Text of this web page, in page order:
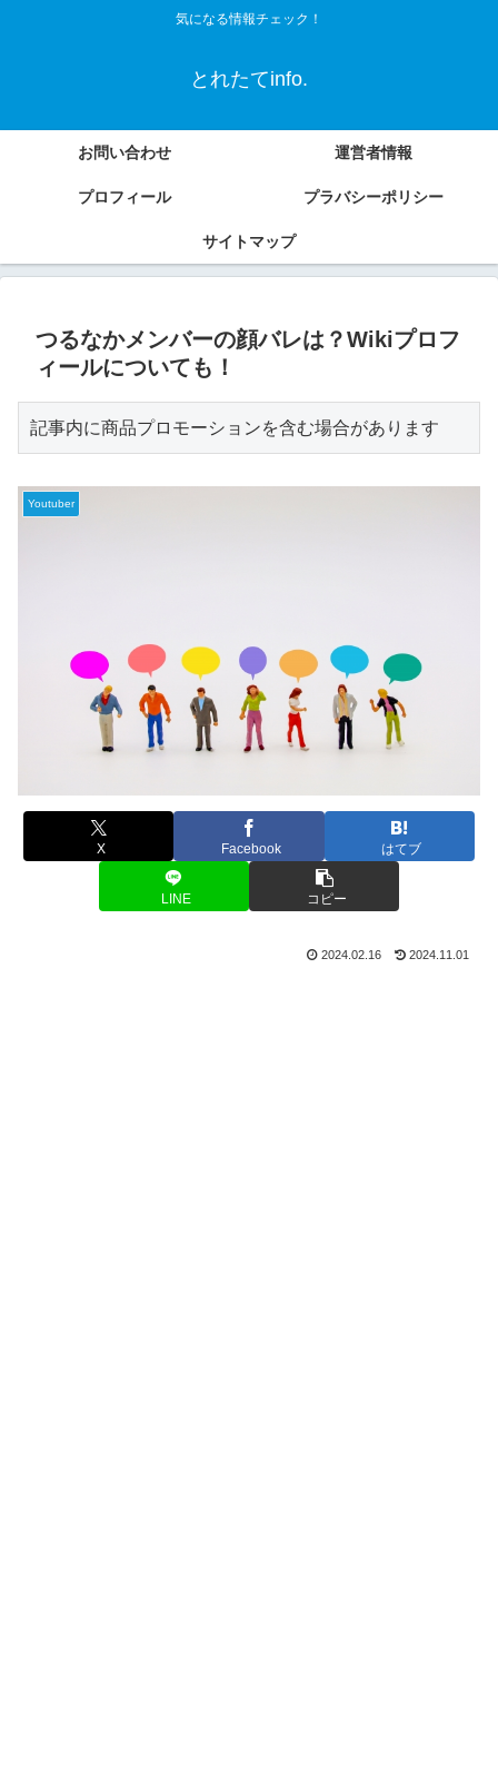
気になる情報チェック！
とれたてinfo.
お問い合わせ 運営者情報
プロフィール プラバシーポリシー
サイトマップ
つるなかメンバーの顔バレは？Wikiプロフ
ィールについても！
記事内に商品プロモーションを含む場合があります
Youtuber
X Facebook はてブ
LINE コピー
2024.02.16 2024.11.01